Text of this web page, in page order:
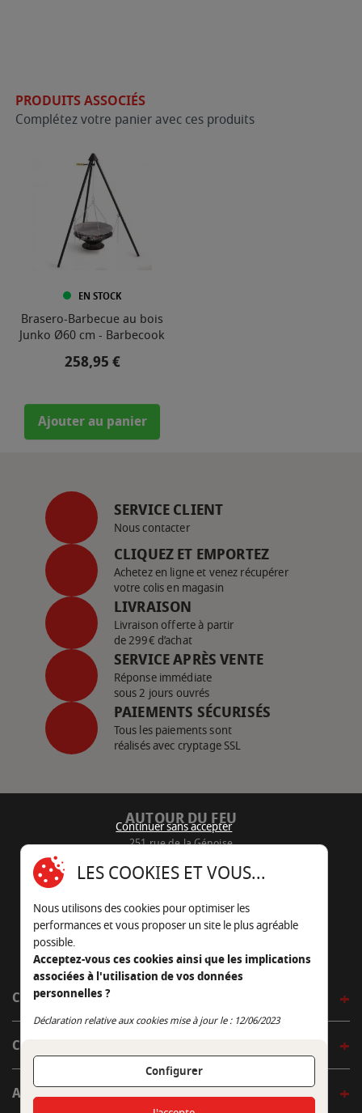
PRODUITS ASSOCIÉS
Complétez votre panier avec ces produits
EN STOCK
Brasero-Barbecue au bois
Junko Ø60 cm - Barbecook
Prix
258,95 €
Ajouter au panier
SERVICE CLIENT
Nous contacter
CLIQUEZ ET EMPORTEZ
Achetez en ligne et venez récupérer
votre colis en magasin
LIVRAISON
Livraison offerte à partir
de 299€ d’achat
SERVICE APRÈS VENTE
Réponse immédiate
sous 2 jours ouvrés
PAIEMENTS SÉCURISÉS
Tous les paiements sont
réalisés avec cryptage SSL
AUTOUR DU FEU
251 rue de la Génoise
05 45 22 98 09
Nous envoyer un e-mail
CÔTÉ OUTDOOR
CÔTÉ INDOOR
AUTOUR DE LA TABLE
Continuer sans accepter
LES COOKIES ET VOUS...
Nous utilisons des cookies pour optimiser les
performances et vous proposer un site le plus agréable
possible.
Acceptez-vous ces cookies ainsi que les implications
associées à l'utilisation de vos données
personnelles ?
Déclaration relative aux cookies mise à jour le : 12/06/2023
Configurer
Continuer sans accepter